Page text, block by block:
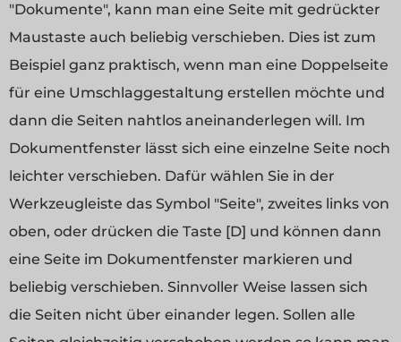
"Dokumente", kann man eine Seite mit gedrückter
Maustaste auch beliebig verschieben. Dies ist zum
Beispiel ganz praktisch, wenn man eine Doppelseite
für eine Umschlaggestaltung erstellen möchte und
dann die Seiten nahtlos aneinanderlegen will. Im
Dokumentfenster lässt sich eine einzelne Seite noch
leichter verschieben. Dafür wählen Sie in der
Werkzeugleiste das Symbol "Seite", zweites links von
oben, oder drücken die Taste [D] und können dann
eine Seite im Dokumentfenster markieren und
beliebig verschieben. Sinnvoller Weise lassen sich
die Seiten nicht über einander legen. Sollen alle